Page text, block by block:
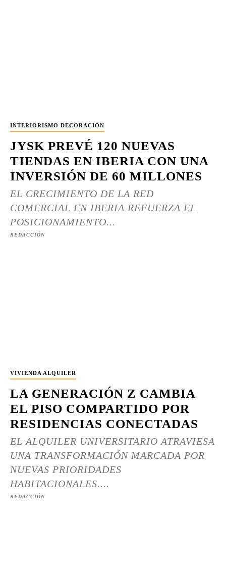
INTERIORISMO DECORACIÓN
JYSK PREVÉ 120 NUEVAS
TIENDAS EN IBERIA CON UNA
INVERSIÓN DE 60 MILLONES
EL CRECIMIENTO DE LA RED
COMERCIAL EN IBERIA REFUERZA EL
POSICIONAMIENTO...
REDACCIÓN
VIVIENDA ALQUILER
LA GENERACIÓN Z CAMBIA
EL PISO COMPARTIDO POR
RESIDENCIAS CONECTADAS
EL ALQUILER UNIVERSITARIO ATRAVIESA
UNA TRANSFORMACIÓN MARCADA POR
NUEVAS PRIORIDADES
HABITACIONALES....
REDACCIÓN